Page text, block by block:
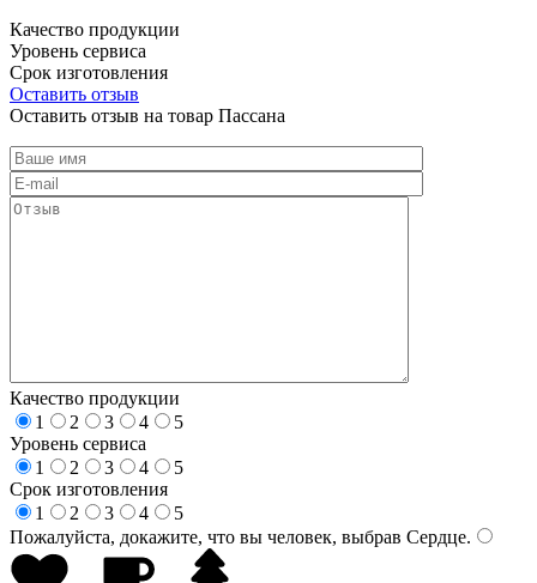
Качество продукции
Уровень сервиса
Срок изготовления
Оставить отзыв
Оставить отзыв на товар Пассана
Качество продукции
1
2 3 4
5
Уровень сервиса
1
2 3 4
5
Срок изготовления
1
2 3 4
5
Пожалуйста, докажите, что вы человек, выбрав Сердце.